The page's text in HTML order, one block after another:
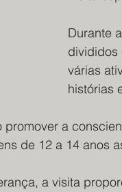
Durante
divididos
várias
histórias
a
de 12 a 14 anos
a visita